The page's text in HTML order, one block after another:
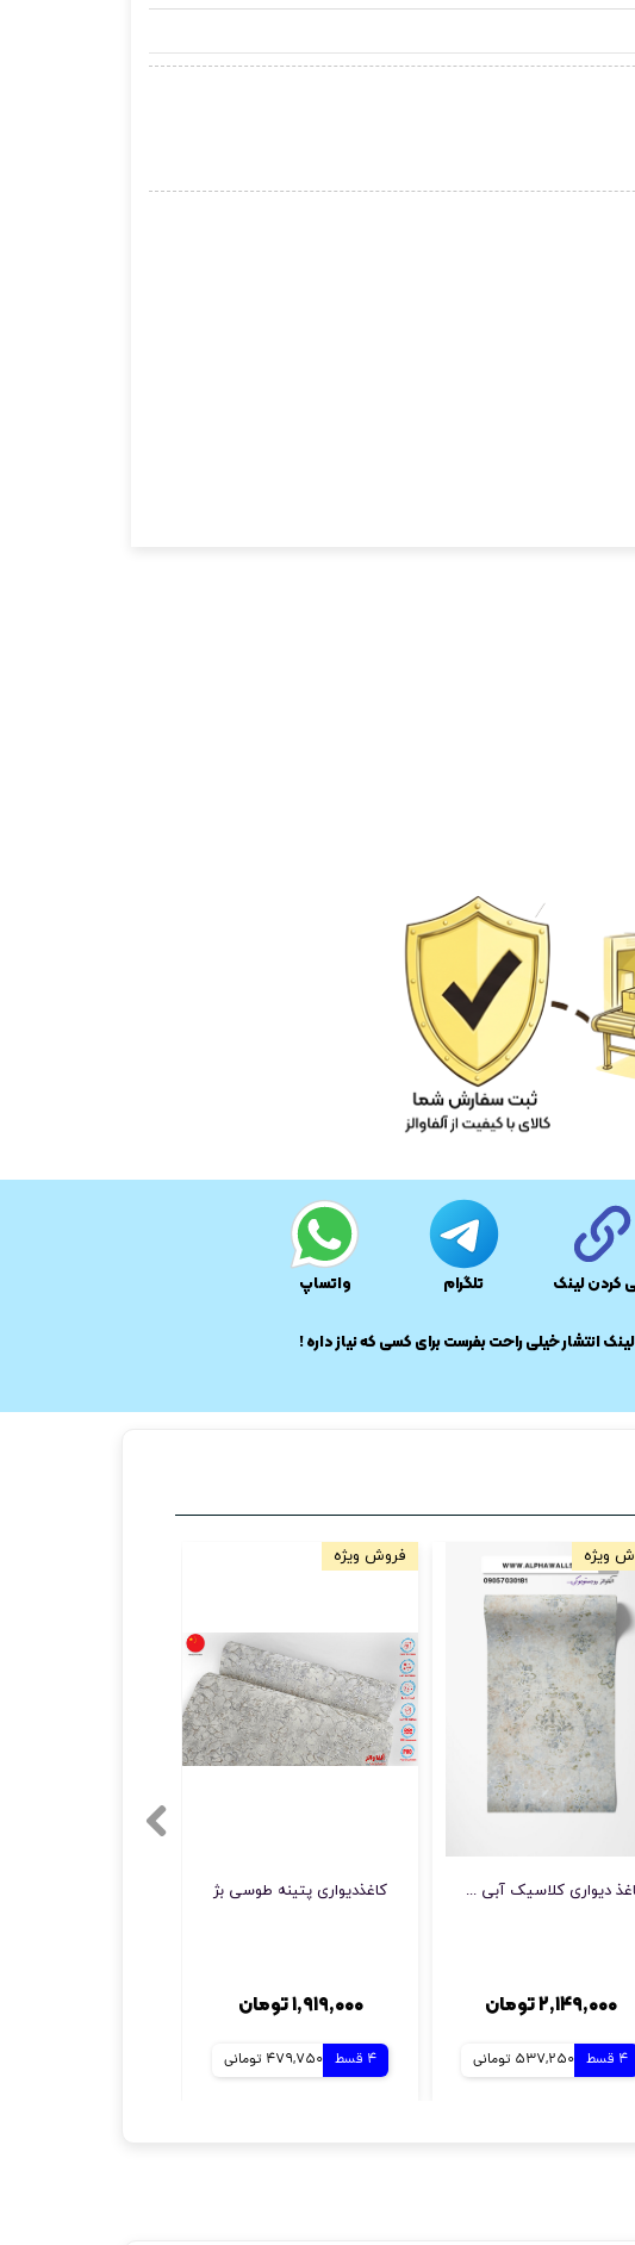
کردن لینک تلگرام واتساپ
​لینک انتشار خیلی راحت بفرست برای کسی که نیاز داره !
کاغذدیواری پتینه طوسی بژ
۱,۹۱۹,۰۰۰ تومان
4 قسط 479,750 تومانی
فروش ویژه
کاغذ دیواری کلاسیک آبی طلایی پتینه
۲,۱۴۹,۰۰۰ تومان
4 قسط 537,250 تومانی
ویژه